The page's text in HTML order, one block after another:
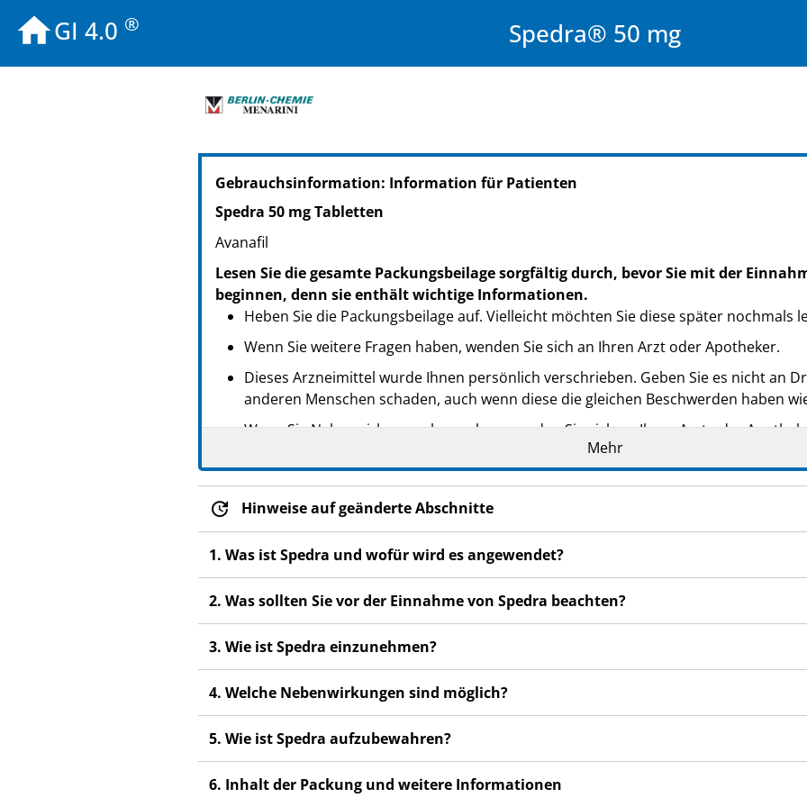
GI 4.0 ® Spedra® 50 mg
PZN: 10130494
PPN: 111013049428
NTIN: 04150101304944
PPN: 111013051912
NTIN: 04150101305194
PZN: 10130525
PPN: 111013052575
NTIN: 04150101305255
Gebrauchsinformation: Information für Patienten
Spedra 50 mg Tabletten
Avanafil
Lesen Sie die gesamte Packungsbeilage sorgfältig durch, bevor Sie mit der
beginnen, denn sie enthält wichtige Informationen.
Heben Sie die Packungsbeilage auf. Vielleicht möchten Sie diese später nochmals
Wenn Sie weitere Fragen haben, wenden Sie sich an Ihren Arzt oder Apotheker.
Dieses Arzneimittel wurde Ihnen persönlich verschrieben. Geben Sie es nicht an
anderen Menschen schaden, auch wenn diese die gleichen Beschwerden haben
Wenn Sie Nebenwirkungen bemerken, wenden Sie sich an Ihren Arzt oder
Nebenwirkungen, die nicht in dieser Packungsbeilage angegeben sind. Siehe
Mehr
Hinweise auf geänderte Abschnitte
1. Was ist Spedra und wofür wird es angewendet?
2. Was sollten Sie vor der Einnahme von Spedra beachten?
3. Wie ist Spedra einzunehmen?
4. Welche Nebenwirkungen sind möglich?
5. Wie ist Spedra aufzubewahren?
6. Inhalt der Packung und weitere Informationen